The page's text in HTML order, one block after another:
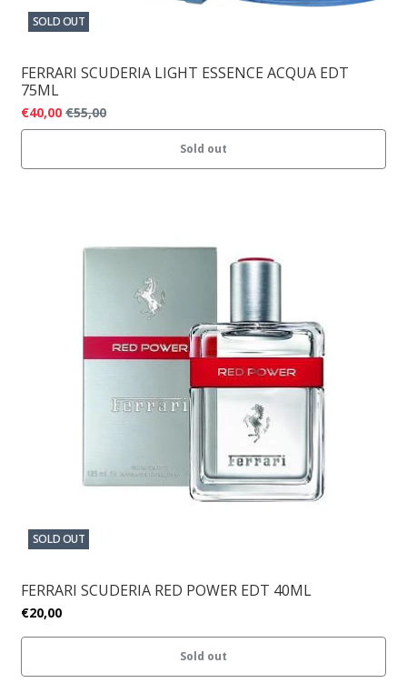
SOLD OUT
FERRARI SCUDERIA LIGHT ESSENCE ACQUA EDT
75ML
€40,00 €55,00
Sold out
SOLD OUT
FERRARI SCUDERIA RED POWER EDT 40ML
€20,00
Sold out